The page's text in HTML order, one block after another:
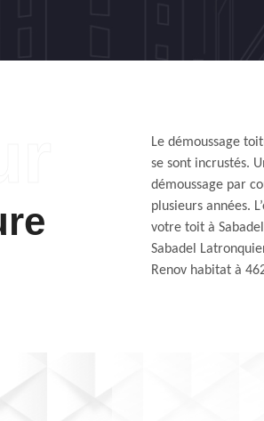
Le démoussage
se sont incrustés.
démoussage par
plusieurs années.
votre toit à
Sabadel
Renov habitat à